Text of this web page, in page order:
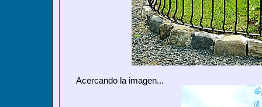
Acercando la imagen...